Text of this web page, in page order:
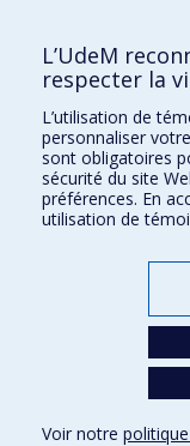
Écoles
Orthophonie et
Réadaptation
Directions
L’UdeM
respecter la
L’utilisation de
personnaliser
sont obligatoires
sécurité du site
préférences. En
utilisation de
Voir notre